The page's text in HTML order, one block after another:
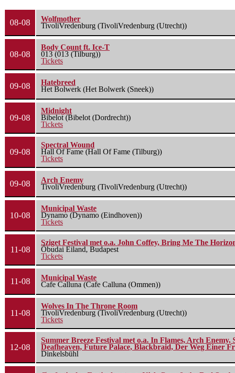
08-08
Wolfmother
TivoliVredenburg (TivoliVredenburg (Utrecht))
08-08
Body Count ft. Ice-T
013 (013 (Tilburg))
Tickets
09-08
Hatebreed
Het Bolwerk (Het Bolwerk (Sneek))
09-08
Midnight
Bibelot (Bibelot (Dordrecht))
Tickets
09-08
Spectral Wound
Hall Of Fame (Hall Of Fame (Tilburg))
Tickets
09-08
Arch Enemy
TivoliVredenburg (TivoliVredenburg (Utrecht))
10-08
Municipal Waste
Dynamo (Dynamo (Eindhoven))
Tickets
11-08
Sziget Festival met o.a. John Coffey, Bring Me The
Óbudai Eiland, Budapest
Tickets
11-08
Municipal Waste
Cafe Calluna (Cafe Calluna (Ommen))
11-08
Wolves In The Throne Room
TivoliVredenburg (TivoliVredenburg (Utrecht))
Tickets
12-08
Summer Breeze Festival met o.a. In Flames, Arch
Deafheaven, Future Palace, Blackbraid, Der Weg Einer
Dinkelsbühl